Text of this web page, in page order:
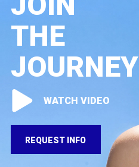
THE
JOURNEY
WATCH VIDEO
REQUEST INFO